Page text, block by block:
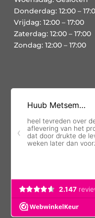
Donderdag: 12:00 –
Vrijdag: 12:00 – 17:00
Zaterdag: 12:00 – 17:00
Zondag: 12:00 – 17:00